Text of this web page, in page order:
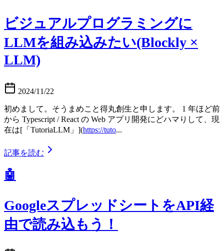
ビジュアルプログラミングに
LLMを組み込みたい(Blockly ×
LLM)
2024/11/22
初めまして。そうまめこと得丸創生と申します。 1 年ほど前
から Typescript / React の Web アプリ開発にどハマりして、現
在は[「TutoriaLLM」](https://tuto...
記事を読む
🤖
GoogleスプレッドシートをAPI経
由で読み込もう！